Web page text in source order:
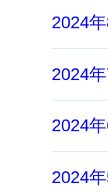
2024
2024
2024
2024